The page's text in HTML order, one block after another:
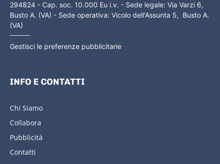
294824 - Cap. soc. 10.000 Eu i.v. - Sede legale: Via Varzi 6,
Busto A. (VA) - Sede operativa: Vicolo dell'Assunta 5, Busto A.
(VA)
Gestisci le preferenze pubblicitarie
INFO E CONTATTI
Chi Siamo
Collabora
Pubblicità
Contatti